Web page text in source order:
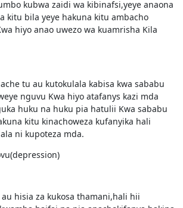
kubwa zaidi wa kibinafsi,yeye anaona
kitu bila yeye hakuna kitu ambacho
hiyo anao uwezo wa kuamrisha Kila
tu au kutokulala kabisa kwa sababu
nguvu Kwa hiyo atafanys kazi mda
huku na huku pia hatulii Kwa sababu
kitu kinachoweza kufanyika hali
ni kupoteza mda.
hisia za kukosa thamani,hali hii